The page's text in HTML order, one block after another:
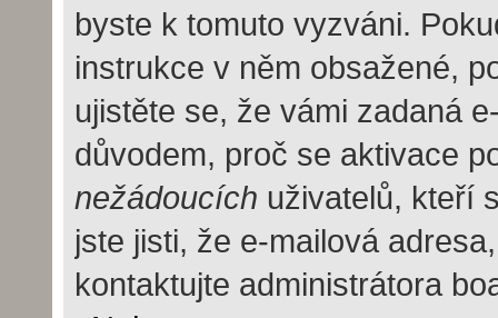
byste k tomuto vyzváni.
instrukce v něm obsažené,
ujistěte se, že vámi zadaná
důvodem, proč se aktivace
nežádoucích uživatelů, kteří
jste jisti, že e-mailová
kontaktujte administrátora